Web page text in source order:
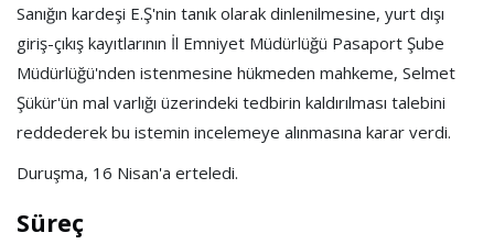
Sanığın kardeşi E.Ş'nin tanık olarak dinlenilmesine, yurt dışı
giriş-çıkış kayıtlarının İl Emniyet Müdürlüğü Pasaport Şube
Müdürlüğü'nden istenmesine hükmeden mahkeme, Selmet
Şükür'ün mal varlığı üzerindeki tedbirin kaldırılması talebini
reddederek bu istemin incelemeye alınmasına karar verdi.
Duruşma, 16 Nisan'a erteledi.
Süreç